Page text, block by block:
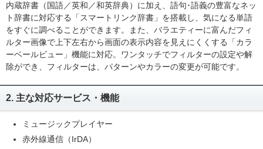
内蔵辞書（国語／英和／和英辞典）に加え、語句･語義の豊富なネッ
ト辞書に対応する「スマートリンク辞書」を搭載し、気になる単語
をすぐに調べることができます。また、バラエティーに富んだフィ
ルター画像で上下左右から画面の表示内容を見えにくくする「カラ
ーベールビュー」機能に対応。ワンタッチでフィルターの設定や解
除ができ、フィルターは、パターンやカラーの変更が可能です。
2. 主な対応サービス・機能
ミュージックプレイヤー
赤外線通信（IrDA）